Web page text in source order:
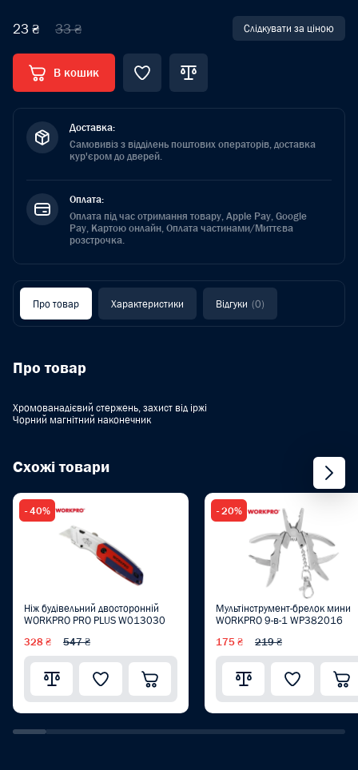
23 ₴ 33 ₴ Слідкувати за ціною
В кошик
Доставка:
Самовивіз з відділень поштових операторів, доставка
кур'єром до дверей.
Оплата:
Оплата під час отримання товару, Apple Pay, Google
Pay, Картою онлайн, Оплата частинами/Миттєва
розстрочка.
Про товар Характеристики Відгуки (0)
Про товар
Хромованадієвий стержень, захист від іржі
Чорний магнітний наконечник
Схожі товари
- 40%
Ніж будівельний двосторонній
WORKPRO PRO PLUS W013030
328 ₴ 547 ₴
- 20%
Мультінструмент-брелок мини
WORKPRO 9-в-1 WP382016
175 ₴ 219 ₴